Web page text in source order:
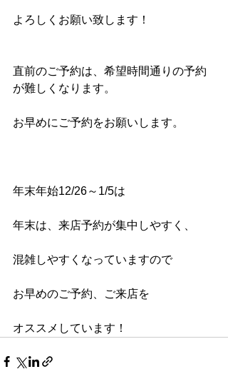
よろしくお願い致します！
直前のご予約は、希望時間通りの予約
が難しくなります。
お早めにご予約をお願いします。
年末年始12/26～1/5は
年末は、来店予約が集中しやすく、
混雑しやすくなっていますので
お早めのご予約、ご来店を
オススメしています！